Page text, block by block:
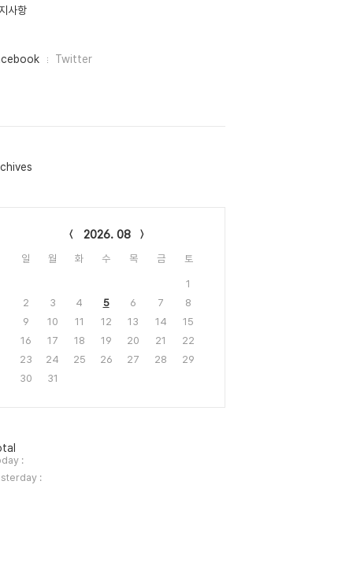
사항
Twitter
2026. 08
일 월 화 수 목 금 토
1
2
3 4 5 6 7
8
9
10 11 12 13 14
15
16
17 18 19 20 21
22
23
24 25 26 27 28
29
30
31
:
: